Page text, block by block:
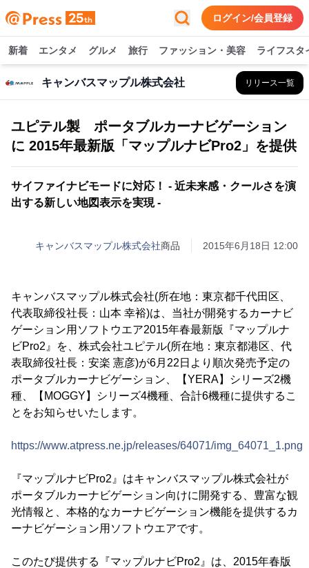
ログイン/会員登録
新着 エンタメ グルメ 旅行 ファッション・美容 ライフスタ
キャンバスマップル株式会社 リリース一覧
ユピテル製 ポータブルカーナビゲーション
に 2015年最新版「マップルナビPro2」を提供
サイファイナビモードに対応！ - 近未来感・クールさを演
出する新しい地図表示を実現 -
キャンバスマップル株式会社商品 2015年6月18日 12:00
キャンバスマップル株式会社(所在地：東京都千代田区、
代表取締役社長：山本 幸裕)は、当社が開発するカーナビ
ゲーション用ソフトウエア2015年春最新版『マップルナ
ビPro2』を、株式会社ユピテル(所在地：東京都港区、代
表取締役社長：安楽 憲彦)が6月22日より順次発売予定の
ポータブルカーナビゲーション、【YERA】シリーズ2機
種、【MOGGY】シリーズ4機種、合計6機種に提供するこ
とをお知らせいたします。
https://www.atpress.ne.jp/releases/64071/img_64071_1.png
『マップルナビPro2』はキャンバスマップル株式会社が
ポータブルカーナビゲーション向けに開発する、豊富な観
光情報と、本格的なカーナビゲーション機能を提供するカ
ーナビゲーション用ソフトウエアです。
このたび提供する『マップルナビPro2』は、2015年春版